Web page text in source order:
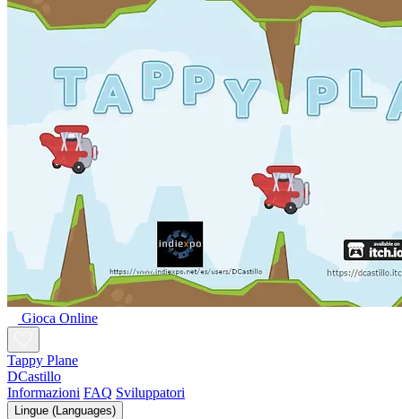
Gioca Online
Tappy Plane
DCastillo
Informazioni FAQ Sviluppatori
Lingue (Languages)